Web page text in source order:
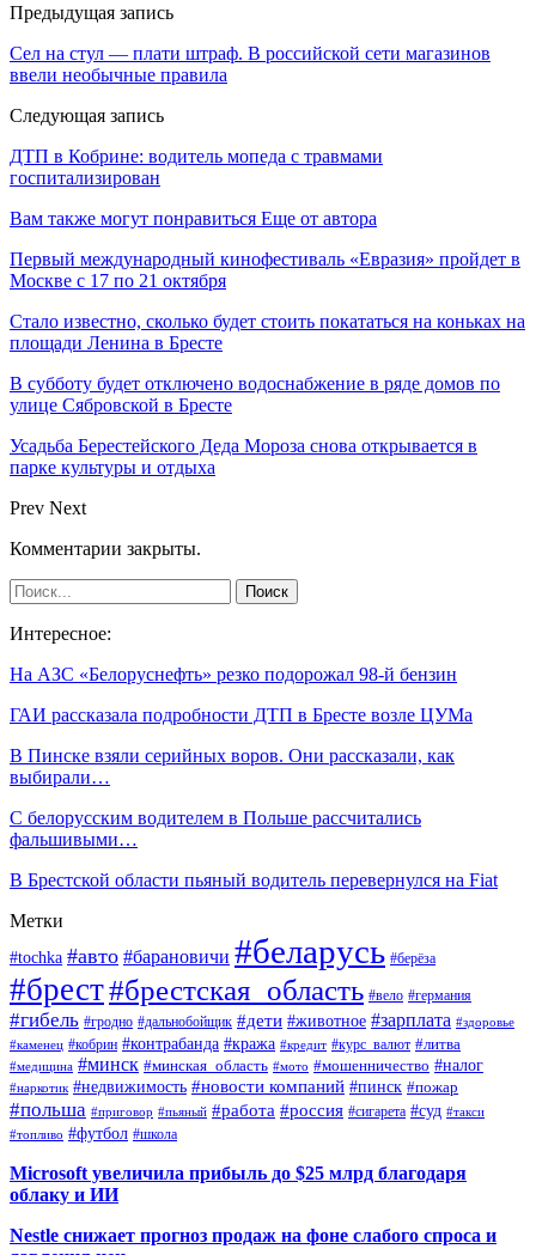
Предыдущая запись
Сел на стул — плати штраф. В российской сети магазинов
ввели необычные правила
Следующая запись
ДТП в Кобрине: водитель мопеда с травмами
госпитализирован
Вам также могут понравиться Еще от автора
Первый международный кинофестиваль «Евразия» пройдет в
Москве с 17 по 21 октября
Стало известно, сколько будет стоить покататься на коньках на
площади Ленина в Бресте
В субботу будет отключено водоснабжение в ряде домов по
улице Сябровской в Бресте
Усадьба Берестейского Деда Мороза снова открывается в
парке культуры и отдыха
Prev Next
Комментарии закрыты.
Интересное:
На АЗС «Белоруснефть» резко подорожал 98-й бензин
ГАИ рассказала подробности ДТП в Бресте возле ЦУМа
В Пинске взяли серийных воров. Они рассказали, как
выбирали…
С белорусским водителем в Польше рассчитались
фальшивыми…
В Брестской области пьяный водитель перевернулся на Fiat
Метки
#tochka #авто #барановичи #беларусь #берёза
#брест#брестская_область #вело #германия
#гибель #гродно #дальнобойщик #дети #животное #зарплата #здоровье
#каменец #кобрин #контрабанда #кража #кредит #курс_валют #литва
#медицина #минск #минская_область #мото #мошенничество #налог
#наркотик #недвижимость #новости компаний #пинск #пожар
#польша #приговор #пьяный #работа #россия #сигарета #суд #такси
#топливо #футбол #школа
Microsoft увеличила прибыль до $25 млрд благодаря
облаку и ИИ
Nestle снижает прогноз продаж на фоне слабого спроса и